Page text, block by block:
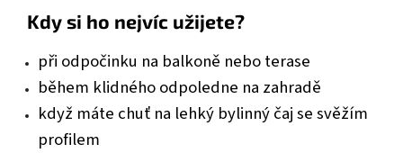
Kdy si ho nejvíc užijete?
při odpočinku na balkoně nebo terase
během klidného odpoledne na zahradě
když máte chuť na lehký bylinný čaj se svěžím
profilem